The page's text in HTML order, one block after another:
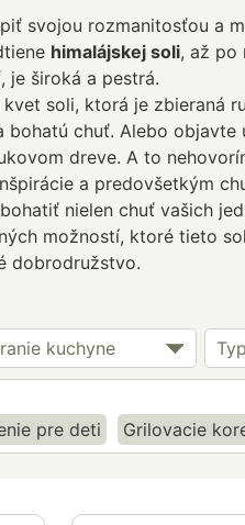
svojou rozmanitosťou a
himalájskej soli, až po
je široká a pestrá.
soli, ktorá je zbieraná
chuť. Alebo objavte
dreve. A to
a predovšetkým
nielen chuť vašich
možností, ktoré tieto
dobrodružstvo.
kuchyne
pre deti Grilovacie